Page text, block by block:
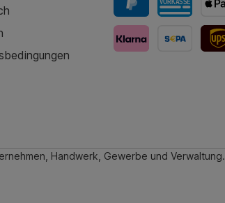
Handwerk, Gewerbe und Verwaltung.